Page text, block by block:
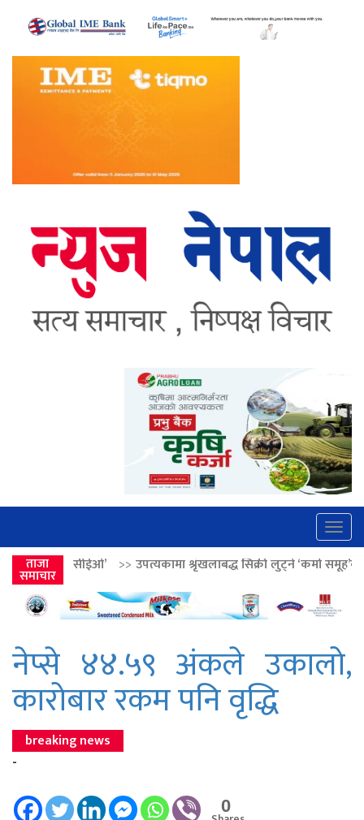
ताजा
समाचार
>>उपत्यकामा श्रृंखलाबद्ध सिक्री लुट्ने ‘कर्मा समूह’का नाइकेसहित पाँच
नेप्से ४४.५९ अंकले उकालो,
कारोबार रकम पनि वृद्धि
breaking news
-
0